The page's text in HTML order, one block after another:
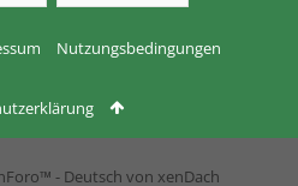
Nutzungsbedingungen
- Deutsch von xenDach